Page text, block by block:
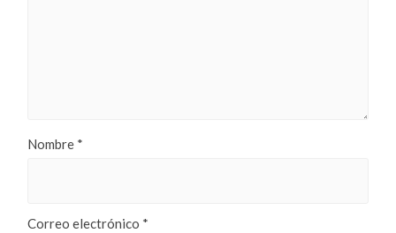
Nombre *
Correo electrónico *